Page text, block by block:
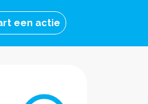
een actie